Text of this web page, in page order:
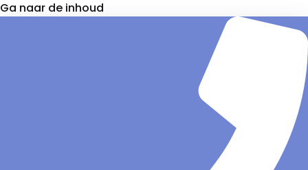
Ga naar de inhoud